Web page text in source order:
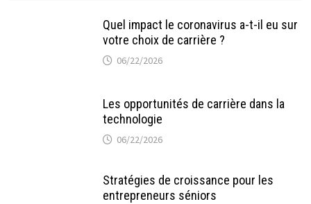
Quel impact le coronavirus a-t-il eu sur
votre choix de carrière ?
06/22/2026
Les opportunités de carrière dans la
technologie
06/22/2026
Stratégies de croissance pour les
entrepreneurs séniors